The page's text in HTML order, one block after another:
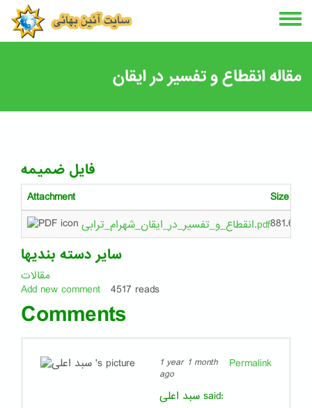
Skip
main
مقاله انقطاع و تفسیر در ایقان
فایل ضمیمه
Attachment
Size
انقطاع_و_تفسیر_در_ایقان_شهرام_ترابی.pdf881.6 KB
سایر دسته بندیها
مقالات
Add new comment
4517 reads
Comments
Permalink
1 year 1 month
ago
said: